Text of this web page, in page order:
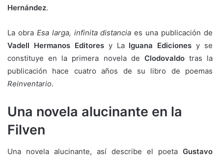
Hernández.
La obraEsa larga, infinita distanciaes una publicación de
Vadell Hermanos Editoresy La Iguana Ediciones y se
constituye en la primera novela de Clodovaldotras la
publicación hace cuatro años de su libro de poemas
Reinventario.
Una novela alucinante en la
Filven
Una novela alucinante, así describe el poeta Gustavo